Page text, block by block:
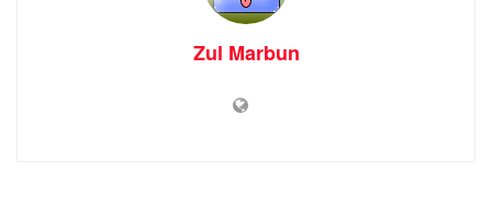
Zul Marbun